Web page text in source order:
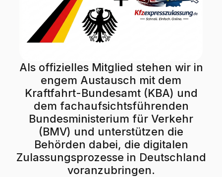
Als offizielles Mitglied stehen wir in
engem Austausch mit dem
Kraftfahrt-Bundesamt (KBA) und
dem fachaufsichtsführenden
Bundesministerium für Verkehr
(BMV) und unterstützen die
Behörden dabei, die digitalen
Zulassungsprozesse in Deutschland
voranzubringen.